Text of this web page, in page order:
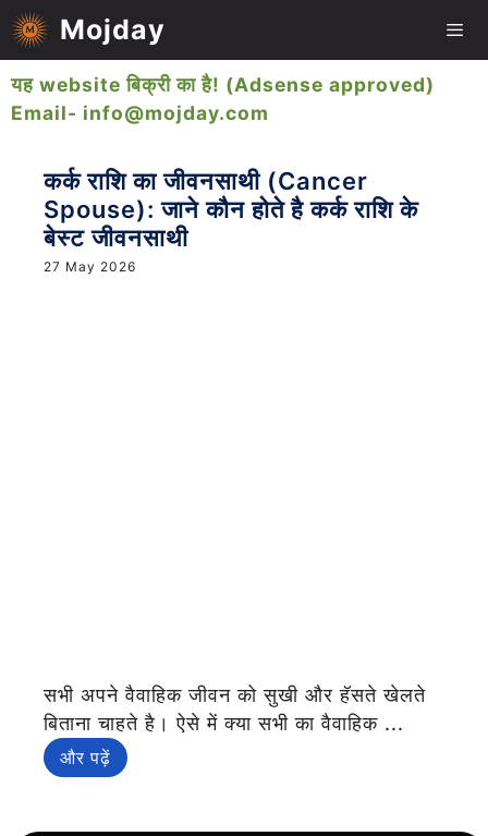
Skip
to
Mojday
यह website बिक्री का है! (Adsense approved)
Email- info@mojday.com
कर्क राशि का जीवनसाथी (Cancer
Spouse): जाने कौन होते है कर्क राशि के
बेस्ट जीवनसाथी
27 May 2026
सभी अपने वैवाहिक जीवन को सुखी और हॅसते खेलते
बिताना चाहते है। ऐसे में क्या सभी का वैवाहिक ...
और पढ़ें